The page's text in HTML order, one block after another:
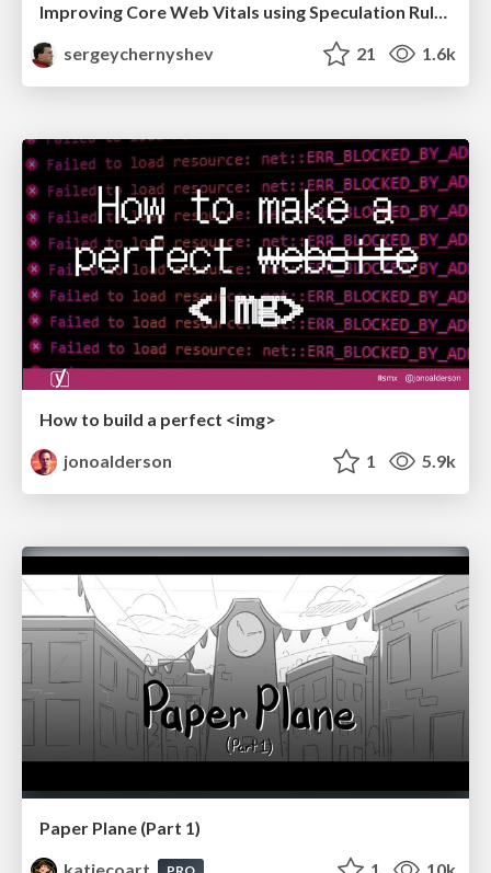
Improving Core Web Vitals using Speculation Rules API
sergeychernyshev
21 1.6k
How to build a perfect <img>
jonoalderson
1 5.9k
Paper Plane (Part 1)